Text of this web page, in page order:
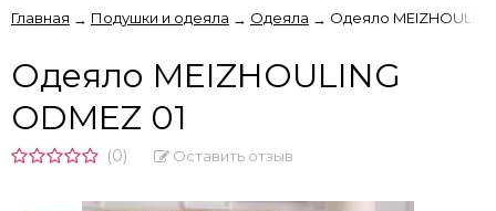
Главная → Подушки и одеяла → Одеяла → Одеяло
Одеяло MEIZHOULING
ODMEZ 01
(0) Оставить отзыв